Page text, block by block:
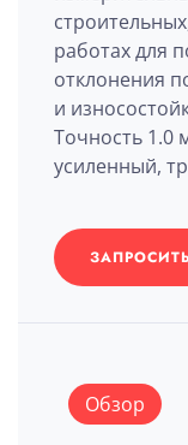
работах для
отклонения
и
Точность 1.0
усиленный,
Обзор